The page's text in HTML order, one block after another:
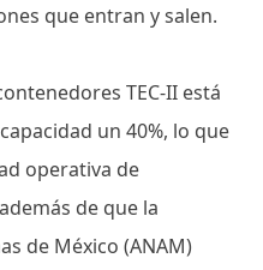
que entran y salen.
TEC-II está
un 40%, lo que
operativa de
de que la
de México (ANAM)